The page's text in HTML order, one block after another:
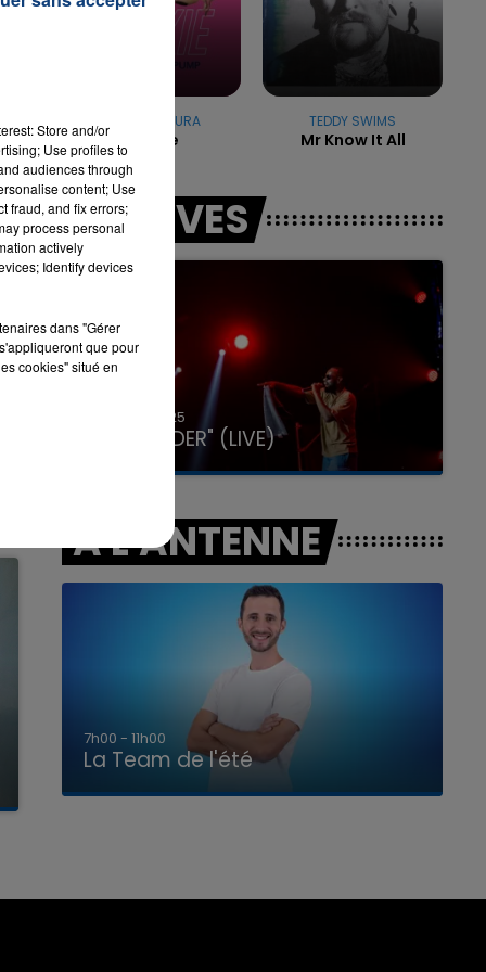
LA TEAM DE L'ÉTÉ
AYA NAKAMURA
Pookie
TEDDY SWIMS
Mr Know It All
LES LIVES
31 janvier 2025
GIMS "SPIDER" (LIVE)
A L'ANTENNE
7h00 - 11h00
La Team de l'été
Store and/or
Use profiles to
audiences through
content; Use
fraud, and fix errors;
process personal
actively
Identify devices
dans "Gérer
que pour
cookies" situé en